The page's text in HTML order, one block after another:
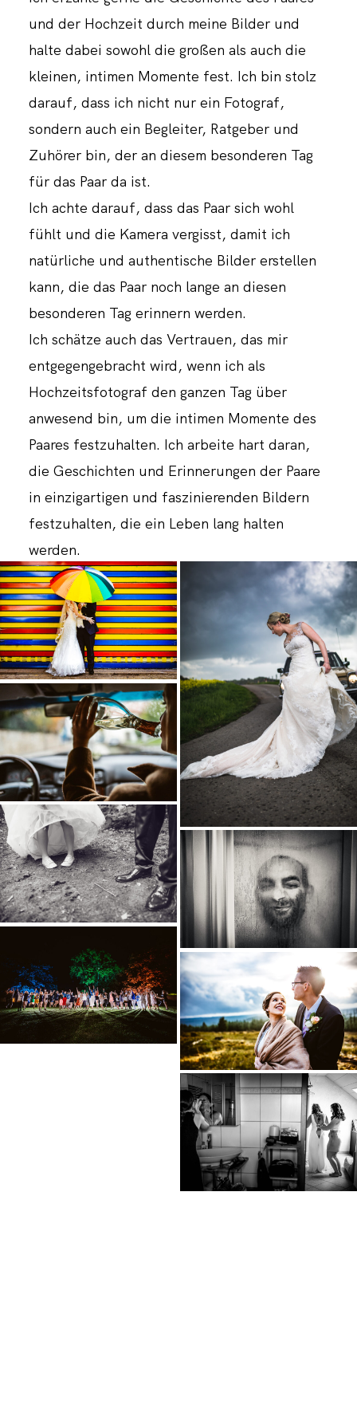
und der Hochzeit durch meine Bilder und
halte dabei sowohl die großen als auch die
kleinen, intimen Momente fest. Ich bin stolz
darauf, dass ich nicht nur ein Fotograf,
sondern auch ein Begleiter, Ratgeber und
Zuhörer bin, der an diesem besonderen Tag
für das Paar da ist.
Ich achte darauf, dass das Paar sich wohl
fühlt und die Kamera vergisst, damit ich
natürliche und authentische Bilder erstellen
kann, die das Paar noch lange an diesen
besonderen Tag erinnern werden.
Ich schätze auch das Vertrauen, das mir
entgegengebracht wird, wenn ich als
Hochzeitsfotograf den ganzen Tag über
anwesend bin, um die intimen Momente des
Paares festzuhalten. Ich arbeite hart daran,
die Geschichten und Erinnerungen der Paare
in einzigartigen und faszinierenden Bildern
festzuhalten, die ein Leben lang halten
werden.